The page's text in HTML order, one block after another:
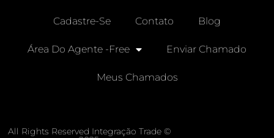
Cadastre-Se Contato Blog
Área Do Agente -free Enviar Chamado
Meus Chamados
All Rights Reserved Integração Trade ©